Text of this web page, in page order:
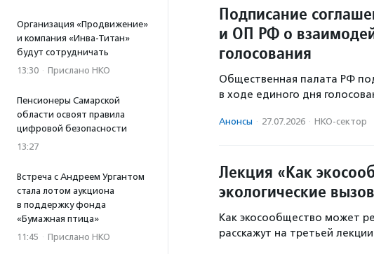
Организация «Продвижение»
и компания «Инва-Титан»
будут сотрудничать
13:30 · Прислано НКО
Пенсионеры Самарской
области освоят правила
цифровой безопасности
13:27
Встреча с Андреем Ургантом
стала лотом аукциона
в поддержку фонда
«Бумажная птица»
11:45 · Прислано НКО
Подписание
и ОП РФ о
голосования
Общественная палата РФ
в ходе единого дня
Анонсы · 27.07.2026 · НКО-сектор
Лекция «Как
экологические
Как экосообщество может
расскажут на третьей